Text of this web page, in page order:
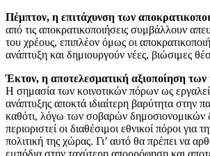
Πέμπτον, η επιτάχυνση των
από τις αποκρατικοποιήσεις συμβάλλουν
του χρέους, επιπλέον όμως οι
ανάπτυξη και δημιουργούν νέες, βιώσιμες
Έκτον, η αποτελεσματική αξιοποίηση
Η σημασία των κοινοτικών πόρων ως
ανάπτυξης αποκτά ιδιαίτερη βαρύτητα στην
καθότι, λόγω των σοβαρών δημοσιονομικών
περιοριστεί οι διαθέσιμοι εθνικοί πόροι για
πολιτική της χώρας. Γι’ αυτό θα πρέπει να
εμπόδια στην ταχύτερη απορρόφηση και